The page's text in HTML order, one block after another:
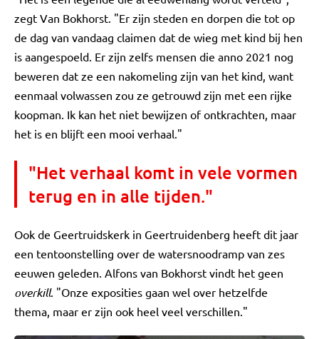
zegt Van Bokhorst. "Er zijn steden en dorpen die tot op
de dag van vandaag claimen dat de wieg met kind bij hen
is aangespoeld. Er zijn zelfs mensen die anno 2021 nog
beweren dat ze een nakomeling zijn van het kind, want
eenmaal volwassen zou ze getrouwd zijn met een rijke
koopman. Ik kan het niet bewijzen of ontkrachten, maar
het is en blijft een mooi verhaal."
"Het verhaal komt in vele vormen
terug en in alle tijden."
Ook de Geertruidskerk in Geertruidenberg heeft dit jaar
een tentoonstelling over de watersnoodramp van zes
eeuwen geleden. Alfons van Bokhorst vindt het geen
overkill. "Onze exposities gaan wel over hetzelfde
thema, maar er zijn ook heel veel verschillen."